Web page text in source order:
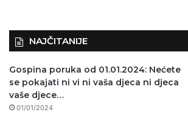
NAJČITANIJE
Gospina poruka od 01.01.2024: Nećete
se pokajati ni vi ni vaša djeca ni djeca
vaše djece…
01/01/2024